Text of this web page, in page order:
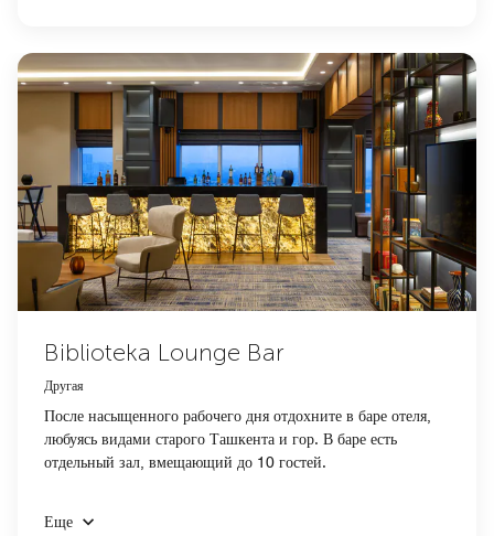
Biblioteka Lounge Bar
Другая
После насыщенного рабочего дня отдохните в баре отеля,
любуясь видами старого Ташкента и гор. В баре есть
отдельный зал, вмещающий до 10 гостей.
Еще